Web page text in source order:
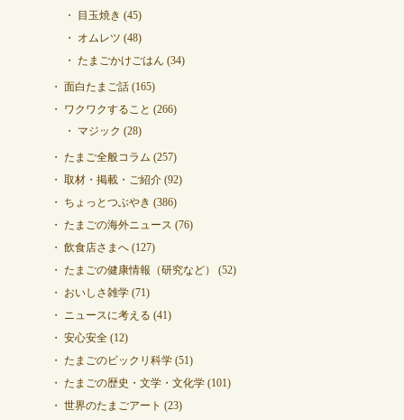
目玉焼き (45)
オムレツ (48)
たまごかけごはん (34)
面白たまご話(165)
ワクワクすること (266)
マジック (28)
たまご全般コラム (257)
取材・掲載・ご紹介(92)
ちょっとつぶやき (386)
たまごの海外ニュース (76)
飲食店さまへ(127)
たまごの健康情報（研究など）
(52)
おいしさ雑学(71)
ニュースに考える (41)
安心安全(12)
たまごのビックリ科学(51)
たまごの歴史・文学・文化学(101)
世界のたまごアート (23)